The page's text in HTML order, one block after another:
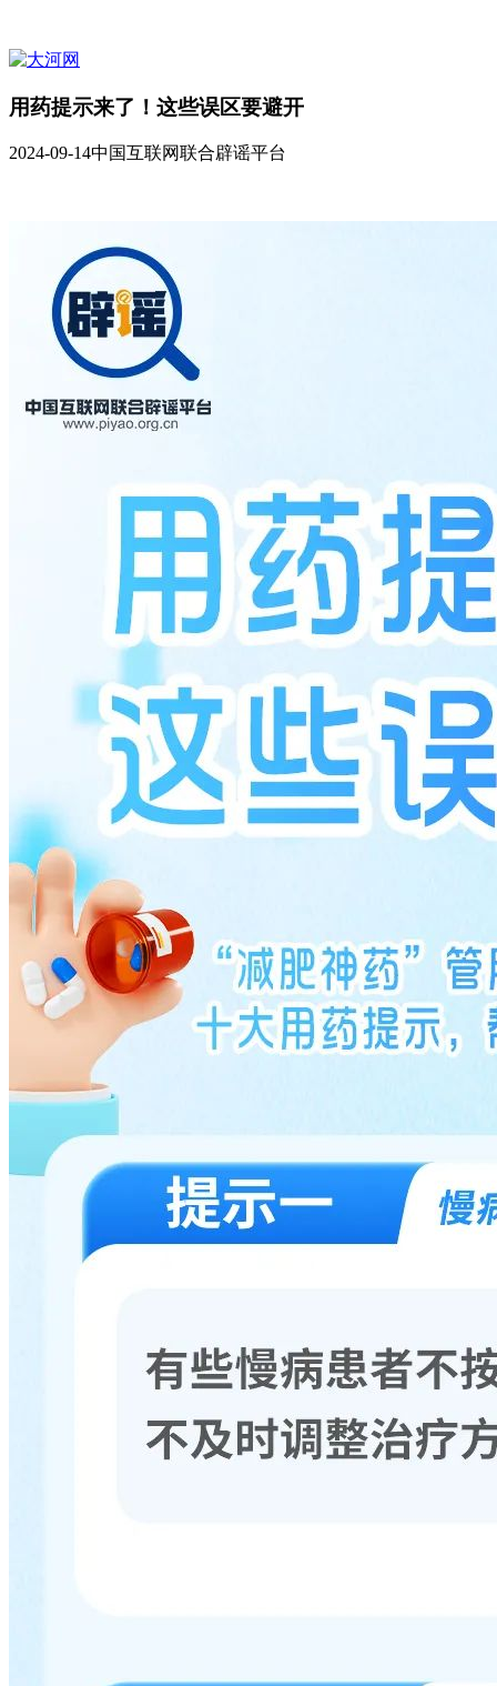
用药提示来了！这些误区要避开
2024-09-14中国互联网联合辟谣平台